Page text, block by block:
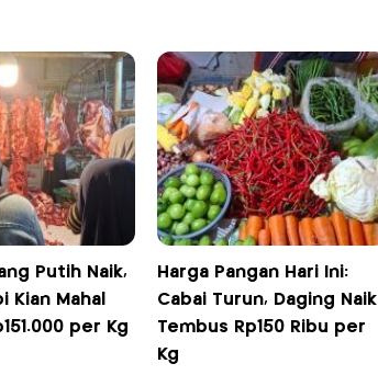
Putih Naik,
Kian Mahal
per Kg
Harga Pangan Hari Ini:
Cabai Turun, Daging Naik
Tembus Rp150 Ribu per
Kg